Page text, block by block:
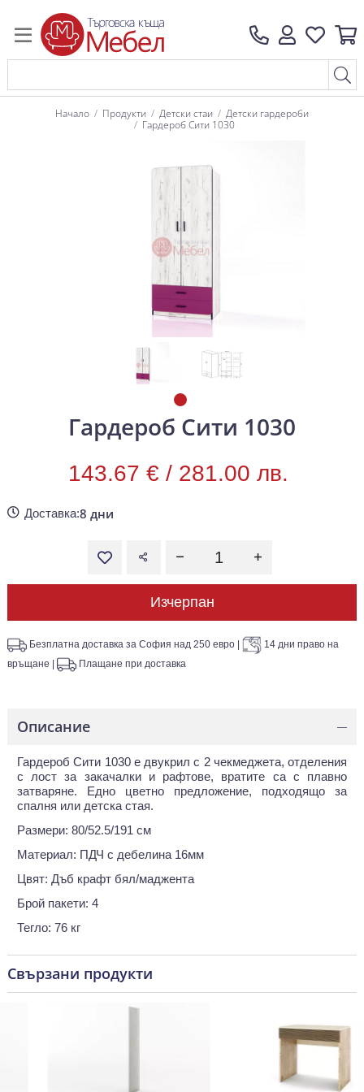
Начало Продукти Детски стаи
Детски гардероби
Гардероб Сити 1030
Гардероб Сити 1030
143.67 € / 281.00 лв.
Доставка:8 дни
Изчерпан
Безплатна доставка за София над 250 евро
14 дни право на
връщане
Плащане при доставка
Описание —
Гардероб Сити 1030 е двукрил с 2 чекмеджета, отделения
с лост за закачалки и рафтове, вратите са с плавно
затваряне. Едно цветно предложение, подходящо за
спалня или детска стая.
Размери: 80/52.5/191 см
Материал: ПДЧ с дебелина 16мм
Цвят: Дъб крафт бял/маджента
Брой пакети: 4
Тегло: 76 кг
Свързани продукти